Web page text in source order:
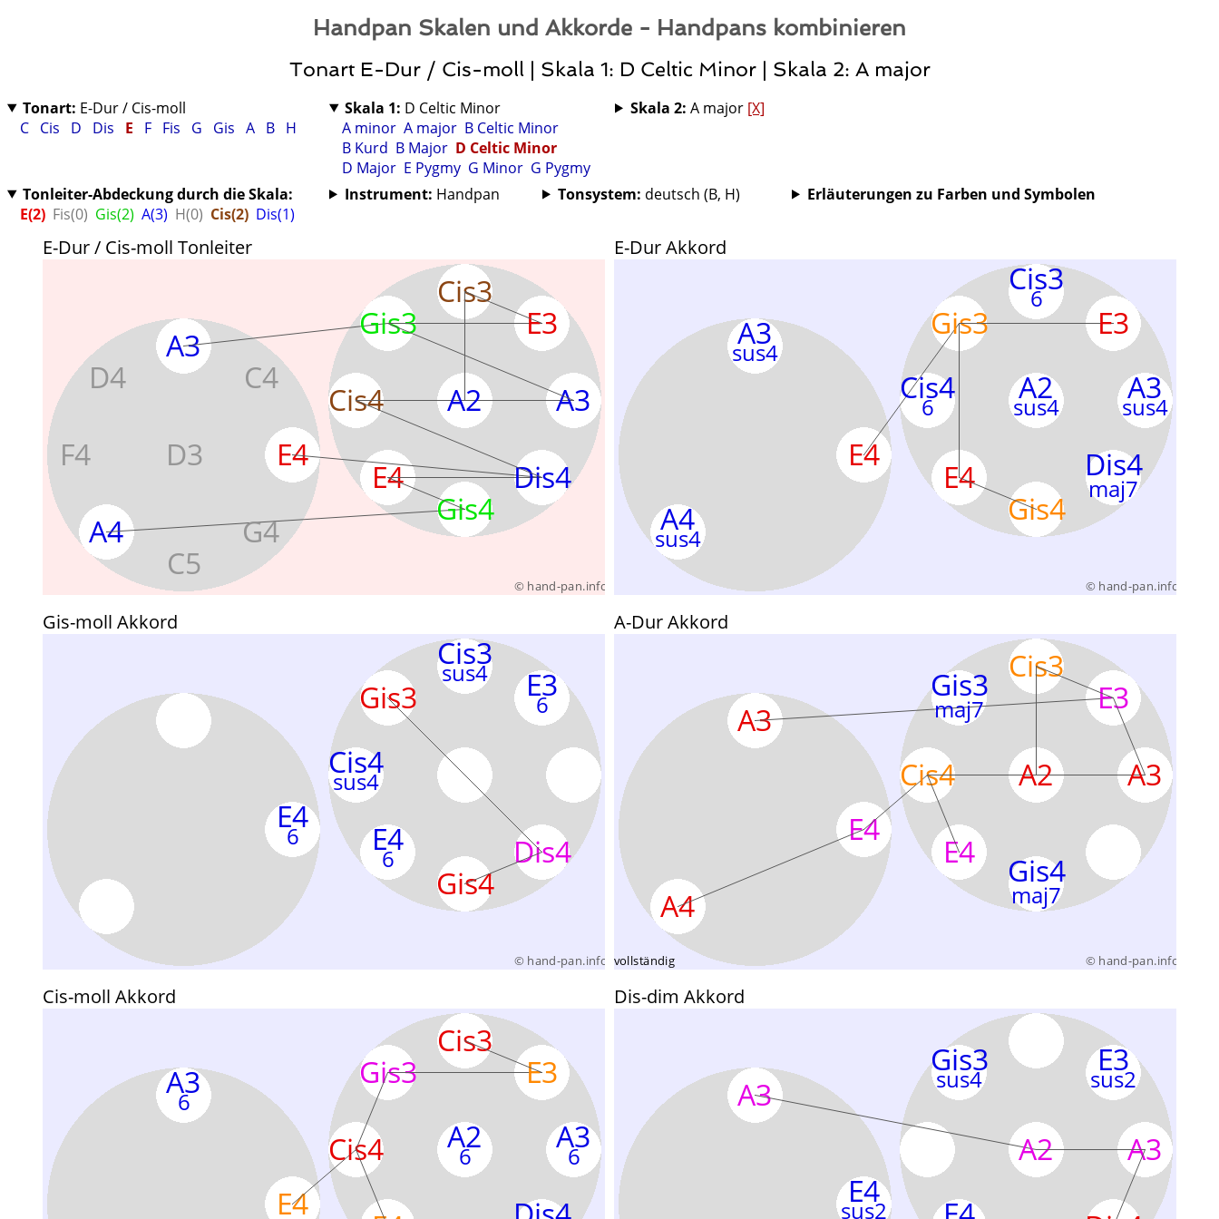
Handpan Skalen und Akkorde - Handpans kombinieren
Tonart E-Dur / Cis-moll | Skala 1: D Celtic Minor | Skala 2: A major
Tonart: E-Dur / Cis-moll
C Cis D Dis E F Fis G Gis A B H
Skala 1: D Celtic Minor
A minor A major B Celtic Minor
B Kurd B Major D Celtic Minor
D Major E Pygmy G Minor G Pygmy
Skala 2: A major [X]
Tonleiter-Abdeckung durch die Skala:
E(2) Fis(0) Gis(2) A(3) H(0) Cis(2) Dis(1)
Instrument: Handpan Tonsystem: deutsch (B, H) Erläuterungen zu Farben und Symbolen
E-Dur / Cis-moll Tonleiter E-Dur Akkord
Gis-moll Akkord A-Dur Akkord
Cis-moll Akkord Dis-dim Akkord